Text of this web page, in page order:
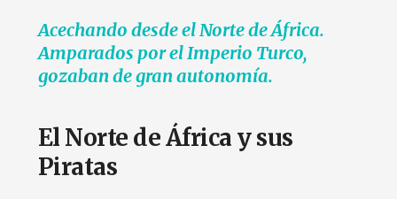
Acechando desde el Norte de África.
Amparados por el Imperio Turco,
gozaban de gran autonomía.
El Norte de África y sus
Piratas